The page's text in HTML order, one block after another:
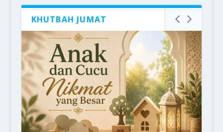
KHUTBAH JUMAT